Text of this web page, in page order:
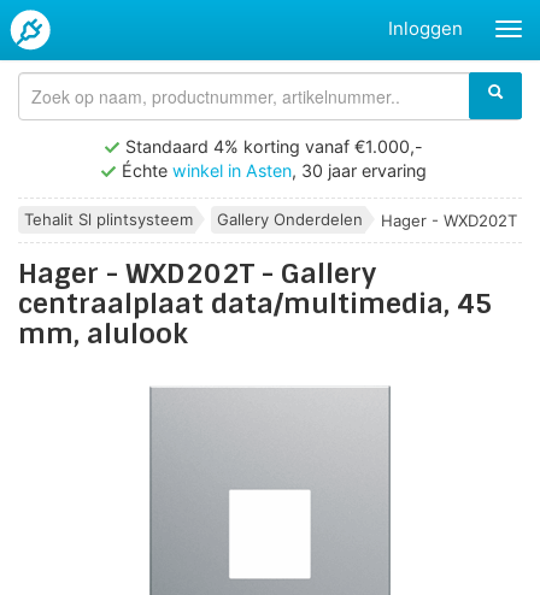
Inloggen
Standaard 4% korting vanaf €1.000,-
Échte winkel in Asten, 30 jaar ervaring
Tehalit Sl plintsysteem Gallery Onderdelen Hager - WXD202T -
Hager - WXD202T - Gallery
centraalplaat data/multimedia, 45
mm, alulook